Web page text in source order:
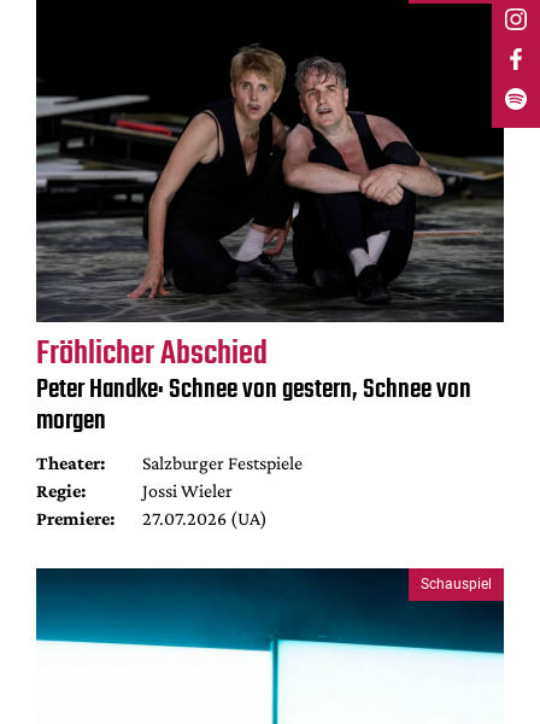
Fröhlicher Abschied
Peter Handke: Schnee von gestern, Schnee von
morgen
Theater:
Salzburger Festspiele
Regie:
Jossi Wieler
Premiere:
27.07.2026 (UA)
Schauspiel